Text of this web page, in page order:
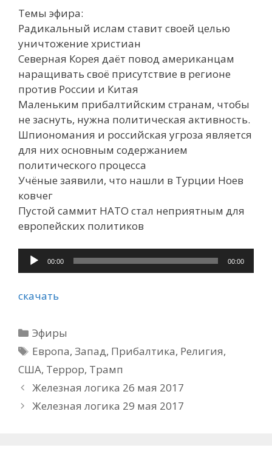
Темы эфира:
Радикальный ислам ставит своей целью
уничтожение христиан
Северная Корея даёт повод американцам
наращивать своё присутствие в регионе
против России и Китая
Маленьким прибалтийским странам, чтобы
не заснуть, нужна политическая активность.
Шпиономания и российская угроза является
для них основным содержанием
политического процесса
Учёные заявили, что нашли в Турции Ноев
ковчег
Пустой саммит НАТО стал неприятным для
европейских политиков
Аудиоплеер
00:00 00:00
скачать
Рубрики
Эфиры
Метки
Европа,Запад, Прибалтика, Религия,
США, Террор, Трамп
Железная логика 26 мая 2017
Железная логика 29 мая 2017